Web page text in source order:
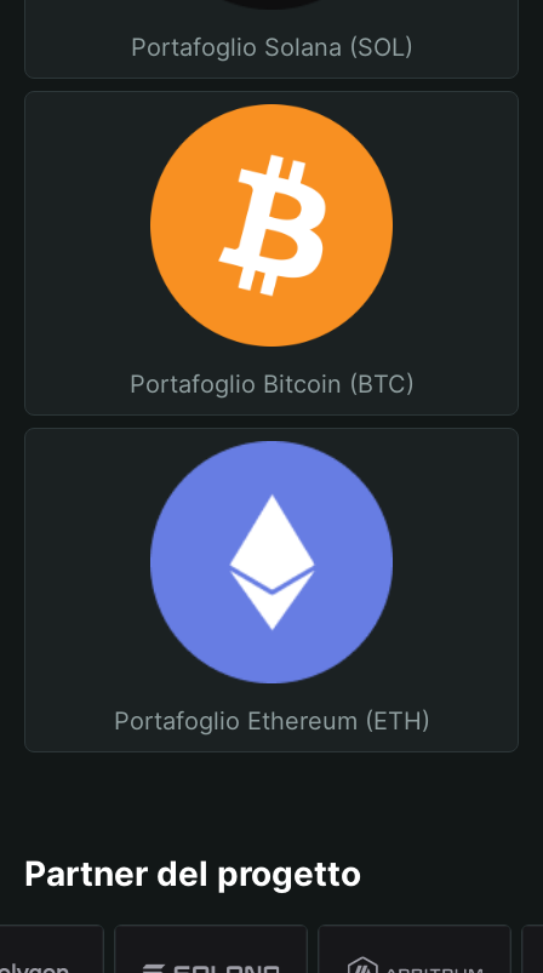
Portafoglio Solana (SOL)
Portafoglio Bitcoin (BTC)
Portafoglio Ethereum (ETH)
Partner del progetto